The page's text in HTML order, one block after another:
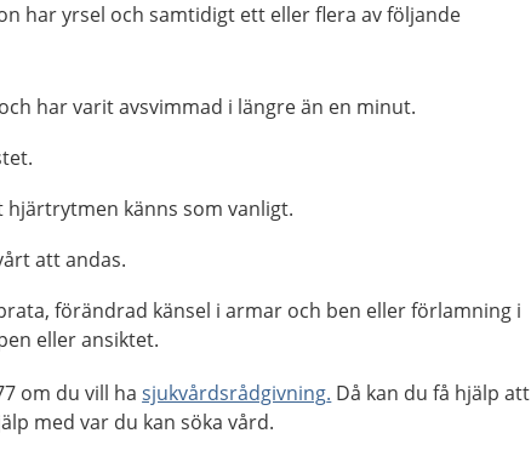
har yrsel och samtidigt ett eller flera av följande
har varit avsvimmad i längre än en minut.
hjärtrytmen känns som vanligt.
att andas.
förändrad känsel i armar och ben eller förlamning i
eller ansiktet.
om du vill hasjukvårdsrådgivning. Då kan du få hjälp att
med var du kan söka vård.